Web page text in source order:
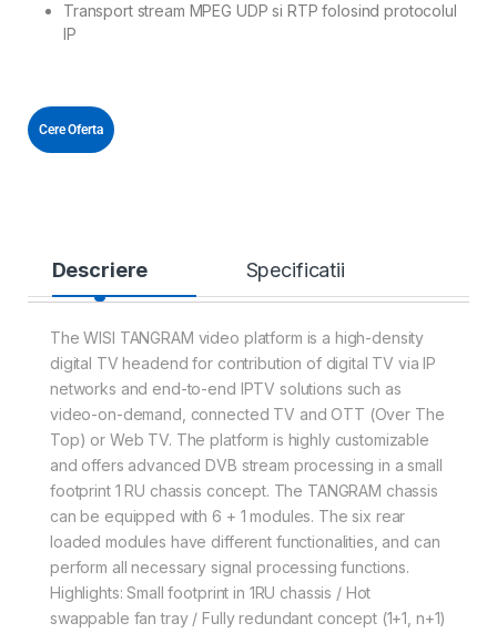
Transport stream MPEG UDP si RTP folosind protocolul
IP
Cere Oferta
Descriere Specificatii
The WISI TANGRAM video platform is a high-density
digital TV headend for contribution of digital TV via IP
networks and end-to-end IPTV solutions such as
video-on-demand, connected TV and OTT (Over The
Top) or Web TV. The platform is highly customizable
and offers advanced DVB stream processing in a small
footprint 1 RU chassis concept. The TANGRAM chassis
can be equipped with 6 + 1 modules. The six rear
loaded modules have different functionalities, and can
perform all necessary signal processing functions.
Highlights: Small footprint in 1RU chassis / Hot
swappable fan tray / Fully redundant concept (1+1, n+1)